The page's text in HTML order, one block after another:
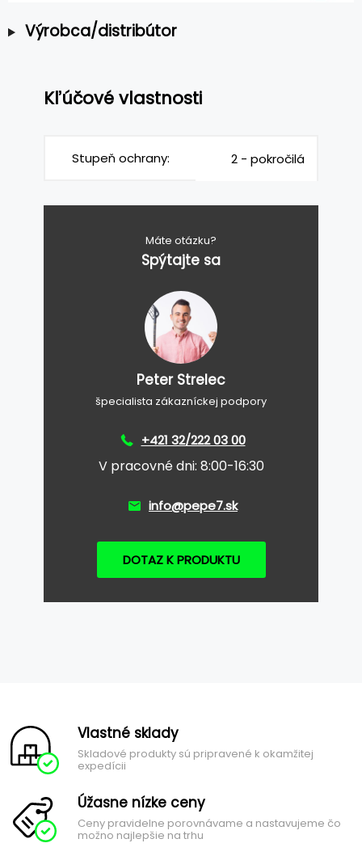
Výrobca/distribútor
Kľúčové vlastnosti
Stupeň ochrany: 2 - pokročilá
Máte otázku?
Spýtajte sa
Peter Strelec
špecialista zákazníckej podpory
+421 32/222 03 00
V pracovné dni: 8:00-16:30
info@pepe7.sk
DOTAZ K PRODUKTU
Vlastné sklady
Skladové produkty sú pripravené k okamžitej
expedícii
Úžasne nízke ceny
Ceny pravidelne porovnávame a nastavujeme čo
možno najlepšie na trhu